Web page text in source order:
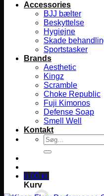
Accessories
BJJ bælter
Beskyttelse
Hygiejne
Skade
Sportstasker
Brands
Aesthetic
Kingz
Scramble
Choke Republic
Fuji Kimonos
Defense Soap
Smell Well
Kontakt
Søg
efter:
0,00 kr.
Kurv